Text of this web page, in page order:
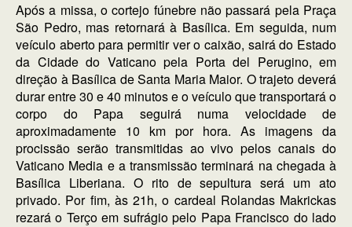
Após a missa, o cortejo fúnebre não passará pela Praça
São Pedro, mas retornará à Basílica. Em seguida, num
veículo aberto para permitir ver o caixão, sairá do Estado
da Cidade do Vaticano pela Porta del Perugino, em
direção à Basílica de Santa Maria Maior. O trajeto deverá
durar entre 30 e 40 minutos e o veículo que transportará o
corpo do Papa seguirá numa velocidade de
aproximadamente 10 km por hora. As imagens da
procissão serão transmitidas ao vivo pelos canais do
Vaticano Media e a transmissão terminará na chegada à
Basílica Liberiana. O rito de sepultura será um ato
privado. Por fim, às 21h, o cardeal Rolandas Makrickas
rezará o Terço em sufrágio pelo Papa Francisco do lado